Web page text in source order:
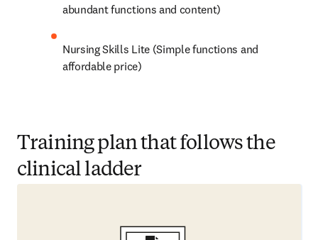
abundant functions and content)
Nursing Skills Lite (Simple functions and
affordable price)
Training plan that follows the
clinical ladder